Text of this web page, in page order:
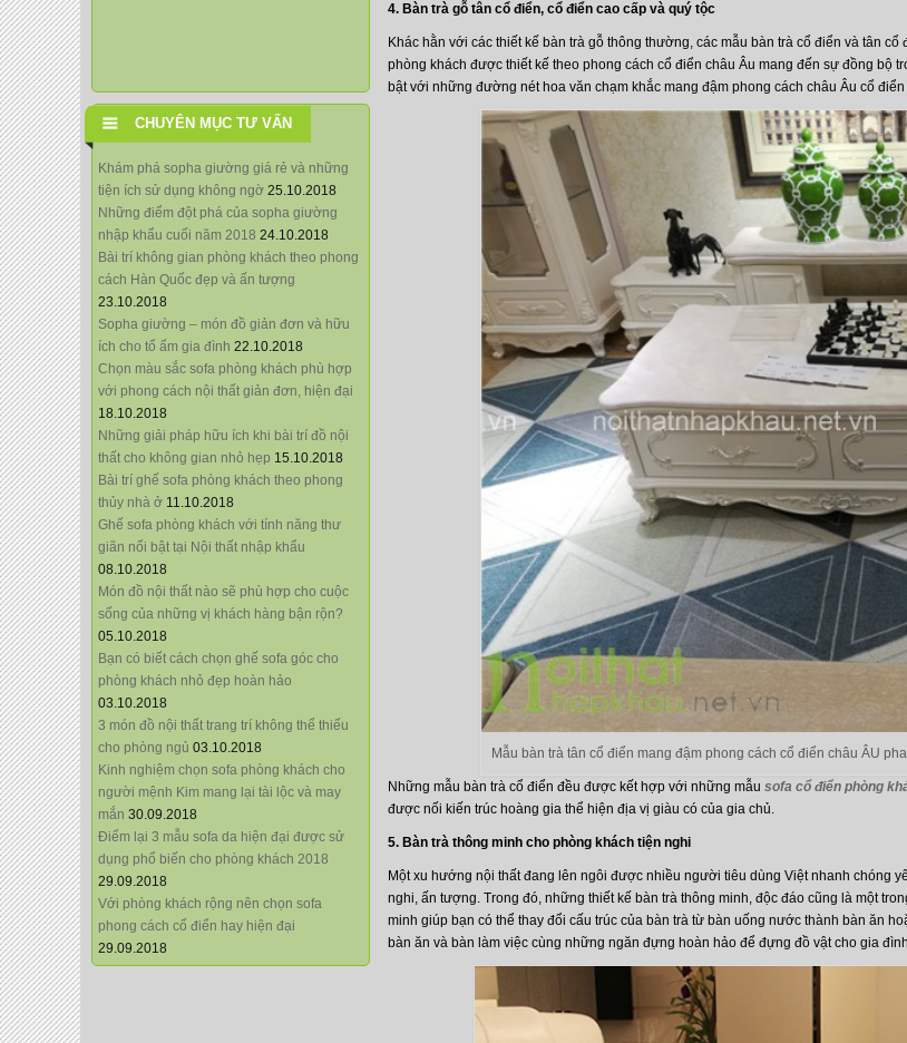
CHUYÊN MỤC TƯ VẤN
Khám phá sopha giường giá rẻ và những
tiện ích sử dụng không ngờ 25.10.2018
Những điểm đột phá của sopha giường
nhập khẩu cuối năm 2018 24.10.2018
Bài trí không gian phòng khách theo phong
cách Hàn Quốc đẹp và ấn tượng
23.10.2018
Sopha giường – món đồ giản đơn và hữu
ích cho tổ ấm gia đình 22.10.2018
Chọn màu sắc sofa phòng khách phù hợp
với phong cách nội thất giản đơn, hiện đại
18.10.2018
Những giải pháp hữu ích khi bài trí đồ nội
thất cho không gian nhỏ hẹp 15.10.2018
Bài trí ghế sofa phòng khách theo phong
thủy nhà ở 11.10.2018
Ghế sofa phòng khách với tính năng thư
giãn nổi bật tại Nội thất nhập khẩu
08.10.2018
Món đồ nội thất nào sẽ phù hợp cho cuộc
sống của những vị khách hàng bận rộn?
05.10.2018
Bạn có biết cách chọn ghế sofa góc cho
phòng khách nhỏ đẹp hoàn hảo
03.10.2018
3 món đồ nội thất trang trí không thể thiếu
cho phòng ngủ 03.10.2018
Kinh nghiệm chọn sofa phòng khách cho
người mệnh Kim mang lại tài lộc và may
mắn 30.09.2018
Điểm lại 3 mẫu sofa da hiện đại được sử
dụng phổ biến cho phòng khách 2018
29.09.2018
Với phòng khách rộng nên chọn sofa
phong cách cổ điển hay hiện đại
29.09.2018
4. Bàn trà gỗ tân cổ điển, cổ điển cao cấp và quý tộc
Khác hằn với các thiết kế bàn trà gỗ thông thường, các mẫu bàn trà cổ điển và tân
phòng khách được thiết kế theo phong cách cổ điển châu Âu mang đến sự đồng bộ
bật với những đường nét hoa văn chạm khắc mang đậm phong cách châu Âu cổ
Mẫu bàn trà tân cổ điển mang đậm phong cách cổ điển châu ÂU
Những mẫu bàn trà cổ điển đều được kết hợp với những mẫu sofa cổ điển phòng
được nối kiến trúc hoàng gia thể hiện địa vị giàu có của gia chủ.
5. Bàn trà thông minh cho phòng khách tiện nghi
Một xu hướng nội thất đang lên ngôi được nhiều người tiêu dùng Việt nhanh chóng
nghi, ấn tượng. Trong đó, những thiết kế bàn trà thông minh, độc đáo cũng là một
minh giúp bạn có thể thay đổi cấu trúc của bàn trà từ bàn uống nước thành bàn ăn
bàn ăn và bàn làm việc cùng những ngăn đựng hoàn hảo để đựng đồ vật cho gia